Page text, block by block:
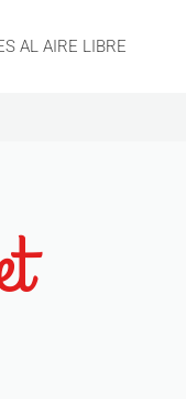
AL AIRE LIBRE